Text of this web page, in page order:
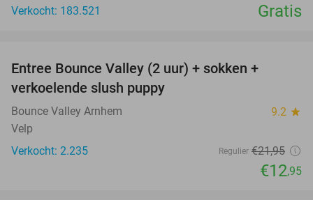
Verkocht: 183.521
Gratis
Entree Bounce Valley (2 uur) + sokken +
verkoelende slush puppy
Bounce Valley Arnhem 9.2 star
Velp
Verkocht: 2.235
Regulier €21,95
€12,95